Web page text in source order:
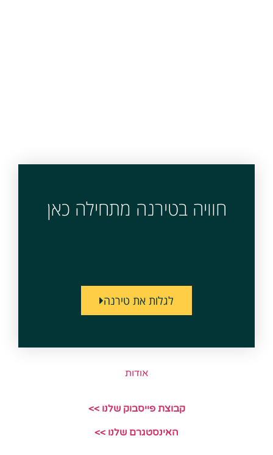
חוויה בטירנה מתחילה כאן
לגלות את טירנה
אודות
קבוצת פייסבוק שלנו >>
האינסטגרם שלנו >>